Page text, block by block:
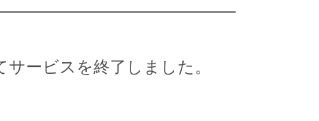
ービスを終了しました。